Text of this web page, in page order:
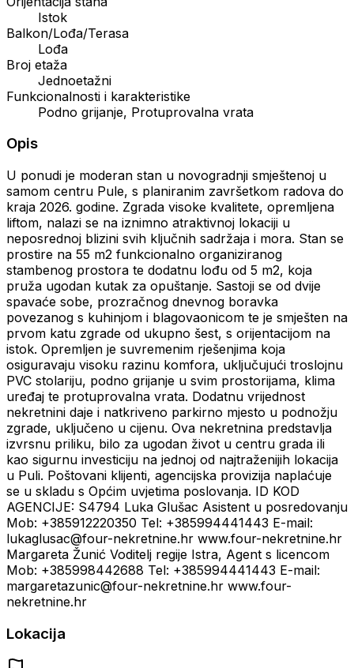
Istok
Balkon/Lođa/Terasa
Lođa
Broj etaža
Jednoetažni
Funkcionalnosti i karakteristike
Podno grijanje, Protuprovalna vrata
Opis
U ponudi je moderan stan u novogradnji smještenoj u
samom centru Pule, s planiranim završetkom radova do
kraja 2026. godine. Zgrada visoke kvalitete, opremljena
liftom, nalazi se na iznimno atraktivnoj lokaciji u
neposrednoj blizini svih ključnih sadržaja i mora. Stan se
prostire na 55 m2 funkcionalno organiziranog
stambenog prostora te dodatnu lođu od 5 m2, koja
pruža ugodan kutak za opuštanje. Sastoji se od dvije
spavaće sobe, prozračnog dnevnog boravka
povezanog s kuhinjom i blagovaonicom te je smješten na
prvom katu zgrade od ukupno šest, s orijentacijom na
istok. Opremljen je suvremenim rješenjima koja
osiguravaju visoku razinu komfora, uključujući troslojnu
PVC stolariju, podno grijanje u svim prostorijama, klima
uređaj te protuprovalna vrata. Dodatnu vrijednost
nekretnini daje i natkriveno parkirno mjesto u podnožju
zgrade, uključeno u cijenu. Ova nekretnina predstavlja
izvrsnu priliku, bilo za ugodan život u centru grada ili
kao sigurnu investiciju na jednoj od najtraženijih lokacija
u Puli. Poštovani klijenti, agencijska provizija naplaćuje
se u skladu s Općim uvjetima poslovanja. ID KOD
AGENCIJE: S4794 Luka Glušac Asistent u posredovanju
Mob: +385912220350 Tel: +385994441443 E-mail:
lukaglusac@four-nekretnine.hr www.four-nekretnine.hr
Margareta Žunić Voditelj regije Istra, Agent s licencom
Mob: +385998442688 Tel: +385994441443 E-mail:
margaretazunic@four-nekretnine.hr www.four-
nekretnine.hr
Lokacija